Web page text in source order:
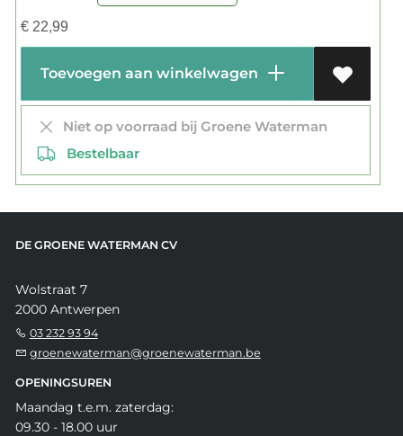
€22,99
Toevoegen aan winkelwagen
Niet op voorraad bij Groene Waterman
Bestelbaar
DE GROENE WATERMAN CV
Wolstraat 7
2000 Antwerpen
03 232 93 94
groenewaterman@groenewaterman.be
OPENINGSUREN
Maandag t.e.m. zaterdag:
09.30 - 18.00 uur